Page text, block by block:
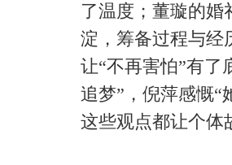
了温度；董璇的婚
淀，筹备过程与经
让“不再害怕”有了
追梦”，倪萍感慨“
这些观点都让个体